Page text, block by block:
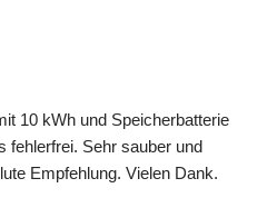
10 kWh und Speicherbatterie
fehlerfrei. Sehr sauber und
Empfehlung. Vielen Dank.